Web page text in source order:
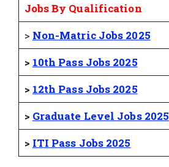
Jobs By Qualification
> Non-Matric Jobs 2025
> 10th Pass Jobs 2025
> 12th Pass Jobs 2025
> Graduate Level Jobs 2025
> ITI Pass Jobs 2025